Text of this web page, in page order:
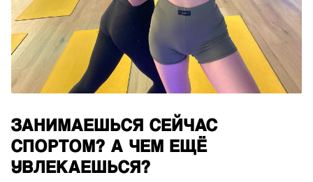
ЗАНИМАЕШЬСЯ СЕЙЧАС
СПОРТОМ? А ЧЕМ ЕЩЁ
УВЛЕКАЕШЬСЯ?